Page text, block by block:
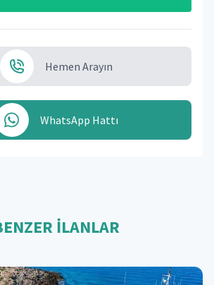
Hemen Arayın
WhatsApp Hattı
İLANLAR